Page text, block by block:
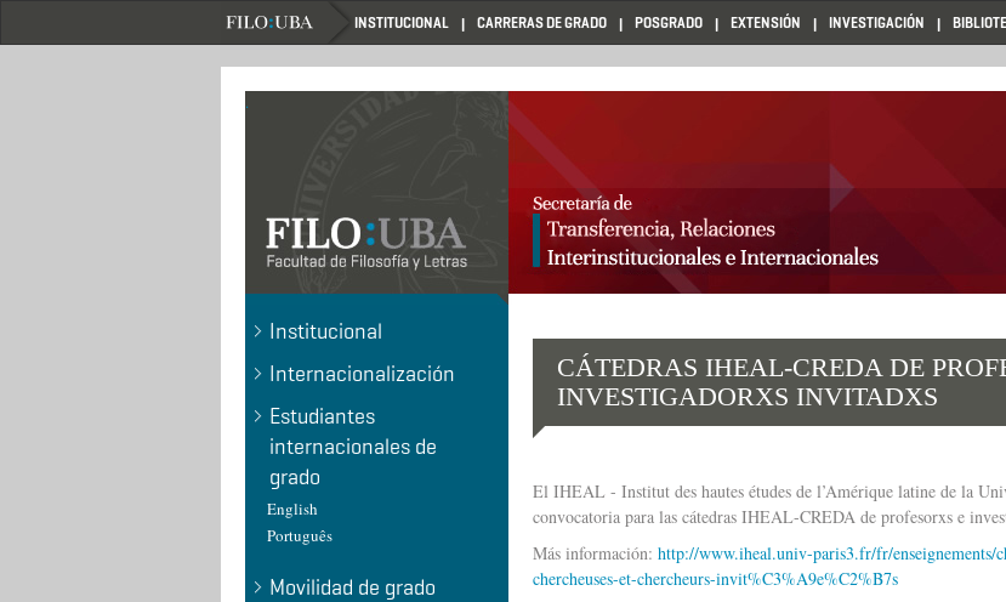
INSTITUCIONAL CARRERAS DE GRADO POSGRADO EXTENSIÓN INVESTIGACIÓN
.
Institucional
Internacionalización
Estudiantes
internacionales de
grado
English
Português
Movilidad de grado
CÁTEDRAS IHEAL-CREDA DE
INVESTIGADORXS INVITADXS
El IHEAL - Institut des hautes études de l’Amérique latine de la
convocatoria para las cátedras IHEAL-CREDA de profesorxs e
Más información: http://www.iheal.univ-paris3.fr/fr/enseignements/
chercheuses-et-chercheurs-invit%C3%A9e%C2%B7s